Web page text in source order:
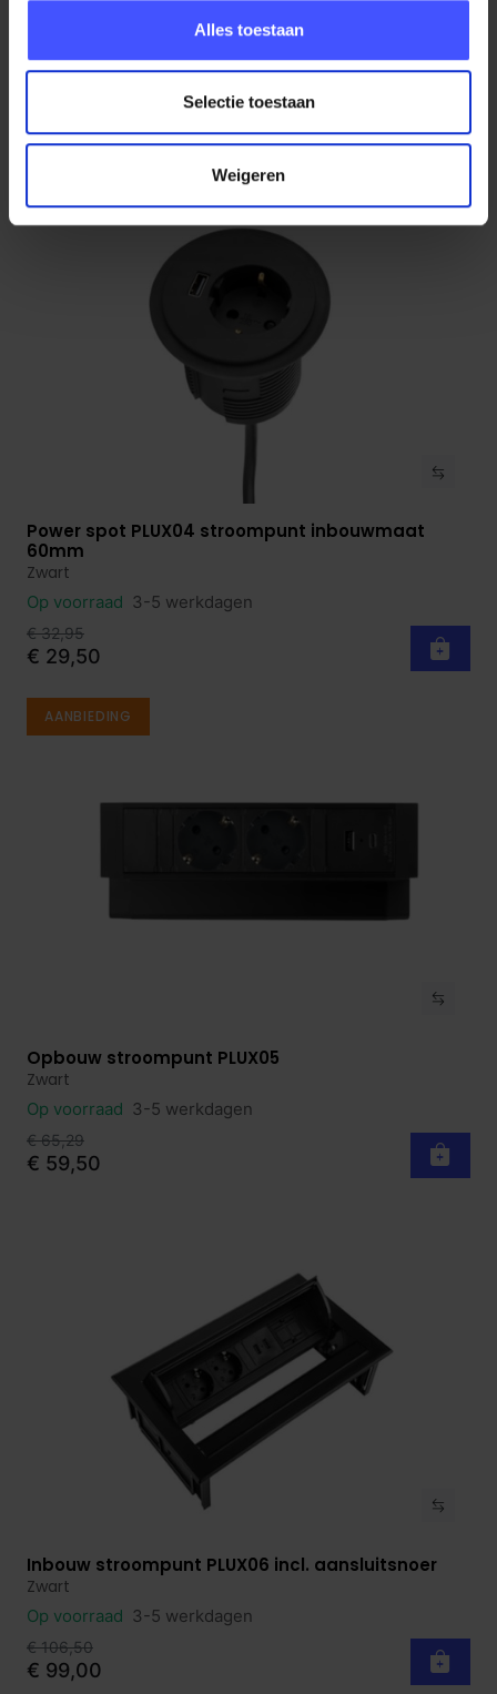
Alles toestaan
Selectie toestaan
Weigeren
Bekijk product
Op voorraad 3-5 werkdagen
€ 24,50
Bekijk product
Power spot PLUX04 stroompunt inbouwmaat
60mm
Zwart
Op voorraad 3-5 werkdagen
€ 32,95
€ 29,50
AANBIEDING
Bekijk product
Opbouw stroompunt PLUX05
Zwart
Op voorraad 3-5 werkdagen
€ 65,29
€ 59,50
Bekijk product
Inbouw stroompunt PLUX06 incl. aansluitsnoer
Zwart
Op voorraad 3-5 werkdagen
€ 106,50
€ 99,00